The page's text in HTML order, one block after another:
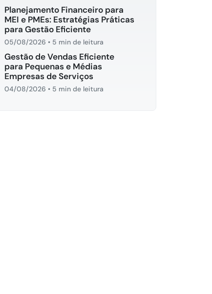
Planejamento Financeiro para
MEI e PMEs: Estratégias Práticas
para Gestão Eficiente
05/08/2026 • 5 min de leitura
Gestão de Vendas Eficiente
para Pequenas e Médias
Empresas de Serviços
04/08/2026 • 5 min de leitura